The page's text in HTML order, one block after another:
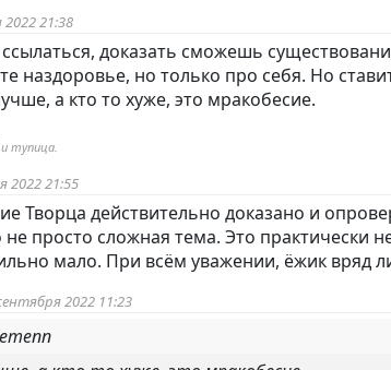
21:38
доказать сможешь
наздоровье, но только про себя. Но
а кто то хуже, это мракобесие.
тупица.
2022 21:55
Творца действительно доказано и
просто сложная тема. Это практически
мало. При всём уважении, ёжик вряд
2022 11:23